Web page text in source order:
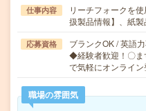
仕事内容
リーチフォークを
扱製品情報】、紙
応募資格
ブランクOK / 英語
◆経験者歓迎！〇ま
で気軽にオンライ
職場の雰囲気